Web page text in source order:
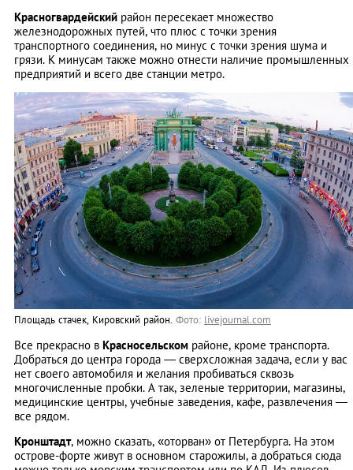
Красногвардейский район пересекает множество
железнодорожных путей, что плюс с точки зрения
транспортного соединения, но минус с точки зрения шума и
грязи. К минусам также можно отнести наличие промышленных
предприятий и всего две станции метро.
Площадь стачек, Кировский район. Фото: livejournal.com
Все прекрасно в Красносельском районе, кроме транспорта.
Добраться до центра города — сверхсложная задача, если у вас
нет своего автомобиля и желания пробиваться сквозь
многочисленные пробки. А так, зеленые территории, магазины,
медицинские центры, учебные заведения, кафе, развлечения —
все рядом.
Кронштадт, можно сказать, «оторван» от Петербурга. На этом
острове-форте живут в основном старожилы, а добраться сюда